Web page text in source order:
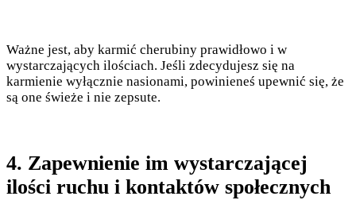
Ważne jest, aby karmić cherubiny prawidłowo i w
wystarczających ilościach. Jeśli zdecydujesz się na
karmienie wyłącznie nasionami, powinieneś upewnić się, że
są one świeże i nie zepsute.
4. Zapewnienie im wystarczającej
ilości ruchu i kontaktów społecznych